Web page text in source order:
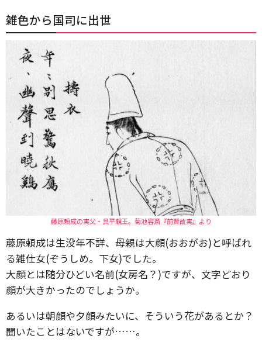
雑色から国司に出世
藤原頼成の実父・具平親王。菊池容斎『前賢故実』より
藤原頼成は生没年不詳、母親は大顔(おおがお)と呼ばれ
る雑仕女(ぞうしめ。下女)でした。
大顔とは随分ひどい名前(女房名？)ですが、文字どおり
顔が大きかったのでしょうか。
あるいは朝顔や夕顔みたいに、そういう花があるとか？
聞いたことはないですが……。